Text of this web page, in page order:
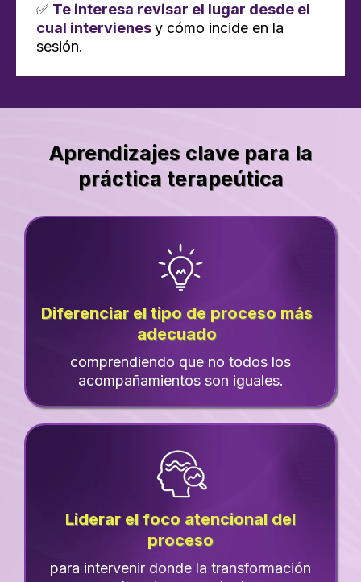
✅ Te interesa revisar el lugar desde el
cual intervienesy cómo incide en la
sesión.
Aprendizajes clave para la
práctica terapeútica
Diferenciar el tipo de proceso más
adecuado
comprendiendo que no todos los
acompañamientos son iguales.
Liderar el foco atencional del
proceso
para intervenir donde la transformación